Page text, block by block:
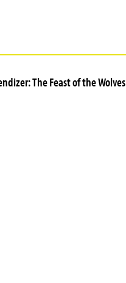
The Feast of the Wolves